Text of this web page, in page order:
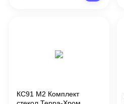
КС91 М2 Комплект